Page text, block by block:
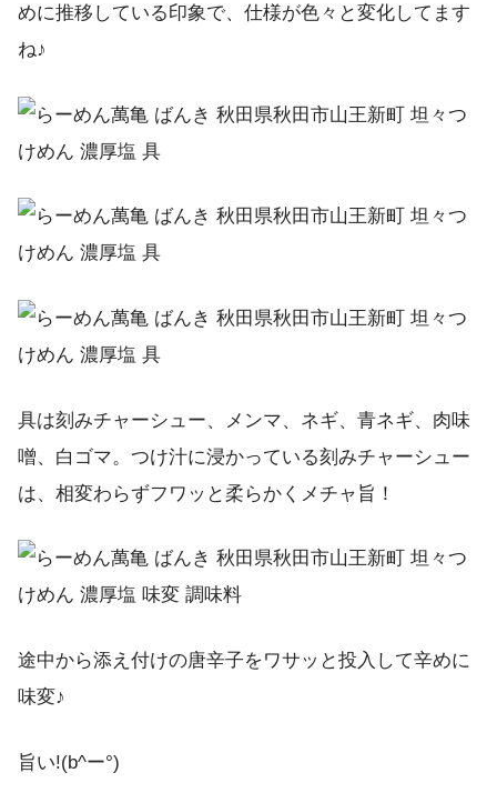
めに推移している印象で、仕様が色々と変化してます
ね♪
具は刻みチャーシュー、メンマ、ネギ、青ネギ、肉味
噌、白ゴマ。つけ汁に浸かっている刻みチャーシュー
は、相変わらずフワッと柔らかくメチャ旨！
途中から添え付けの唐辛子をワサッと投入して辛めに
味変♪
旨い!(b^ー°)